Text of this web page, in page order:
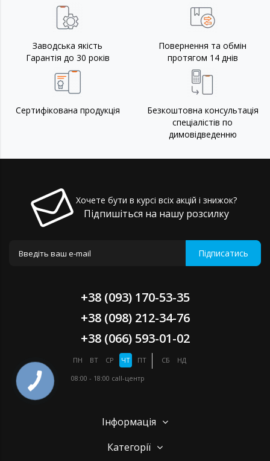
Заводська якість
Гарантія до 30 років
Повернення та обмін
протягом 14 днів
Сертифікована продукція
Безкоштовна консультація
спеціалістів по
димовідведенню
Хочете бути в курсі всіх акцій і знижок?
Підпишіться на нашу розсилку
Підписатись
+38 (093) 170-53-35
+38 (098) 212-34-76
+38 (066) 593-01-02
ПН ВТ СР ЧТ ПТ СБ
НД
08:00 - 18:00 call-центр
Інформація
Категорії